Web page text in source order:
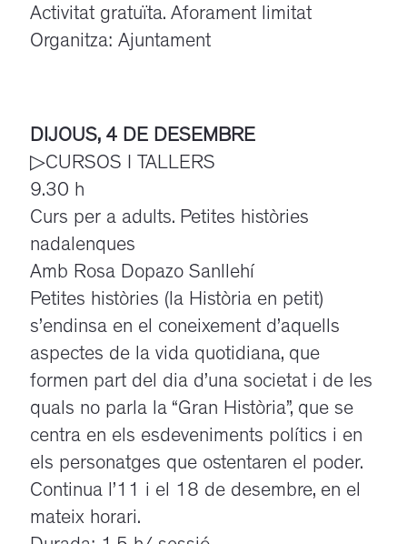
Activitat gratuïta. Aforament limitat
Organitza: Ajuntament
DIJOUS, 4 DE DESEMBRE
▷CURSOS I TALLERS
9.30 h
Curs per a adults. Petites històries
nadalenques
Amb Rosa Dopazo Sanllehí
Petites històries (la Història en petit)
s’endinsa en el coneixement d’aquells
aspectes de la vida quotidiana, que
formen part del dia d’una societat i de les
quals no parla la “Gran Història”, que se
centra en els esdeveniments polítics i en
els personatges que ostentaren el poder.
Continua l’11 i el 18 de desembre, en el
mateix horari.